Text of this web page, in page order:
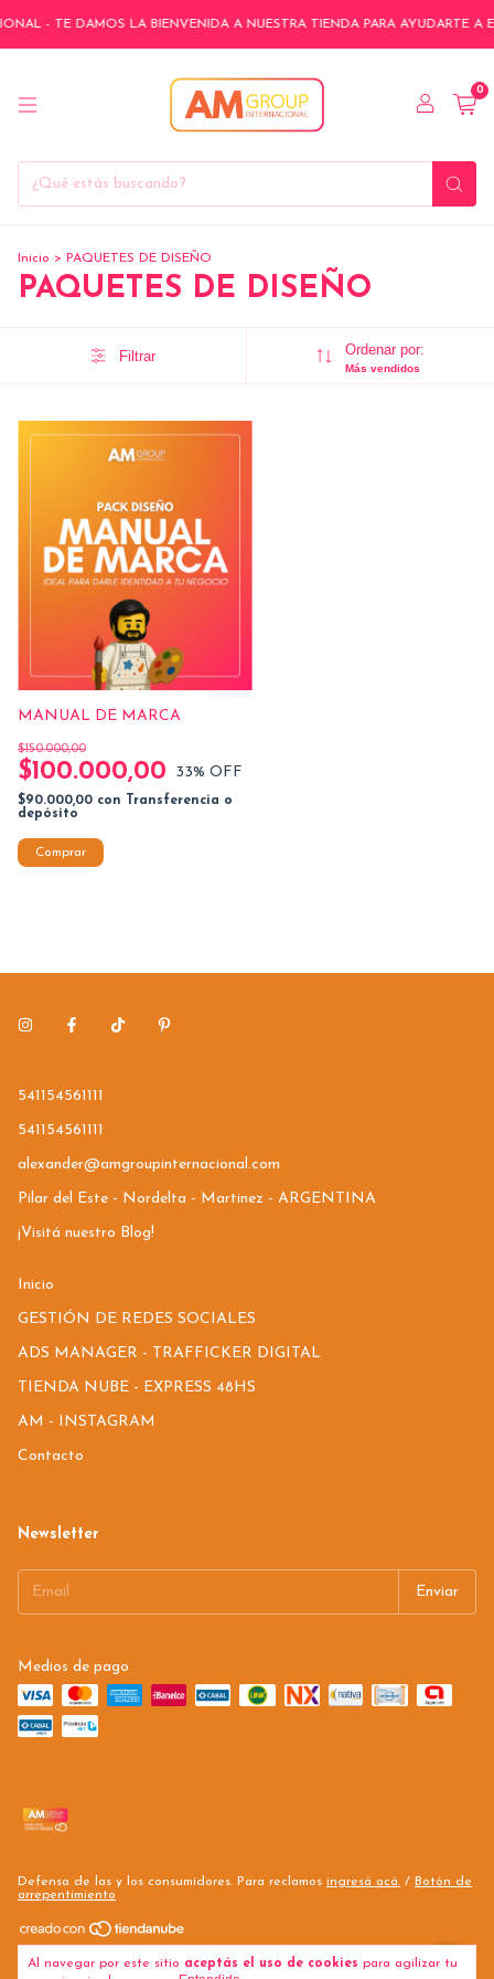
- TE DAMOS LA BIENVENIDA A NUESTRA TIENDA PARA AYUDARTE A
0
Al navegar por este sitio aceptás el uso de cookies para agilizar tu
Inicio > PAQUETES DE DISEÑO
PAQUETES DE DISEÑO
Filtrar Ordenar por:
Más vendidos
MANUAL DE MARCA
$100.000,00
$150.000,00
33% OFF
$90.000,00 con
Transferencia o
depósito
541154561111
541154561111
alexander@amgroupinternacional.com
Pilar del Este - Nordelta - Martinez - ARGENTINA
¡Visitá nuestro Blog!
Inicio
GESTIÓN DE REDES SOCIALES
ADS MANAGER - TRAFFICKER DIGITAL
TIENDA NUBE - EXPRESS 48HS
AM - INSTAGRAM
Contacto
Newsletter
Medios de pago
Defensa de las y los consumidores. Para reclamos ingresá acá. / Botón de
arrepentimiento
Copyright AM GROUP INTERNACIONAL - 2026. Todos los derechos
reservados.